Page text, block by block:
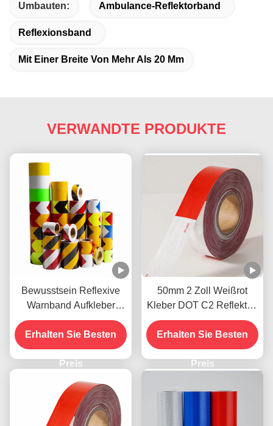
Umbauten: Ambulance-Reflektorband
Reflexionsband
Mit Einer Breite Von Mehr Als 20 Mm
VERWANDTE PRODUKTE
Bewusstsein Reflexive
Warnband Aufkleber
Biokolor Schwarz und
Gelb
Erhalten Sie Besten
Preis
50mm 2 Zoll Weißrot
Kleber DOT C2 Reflektor-
Sicherheitsband
Aufkleber auf Lkw für
Fahrzeuge
Erhalten Sie Besten
Preis